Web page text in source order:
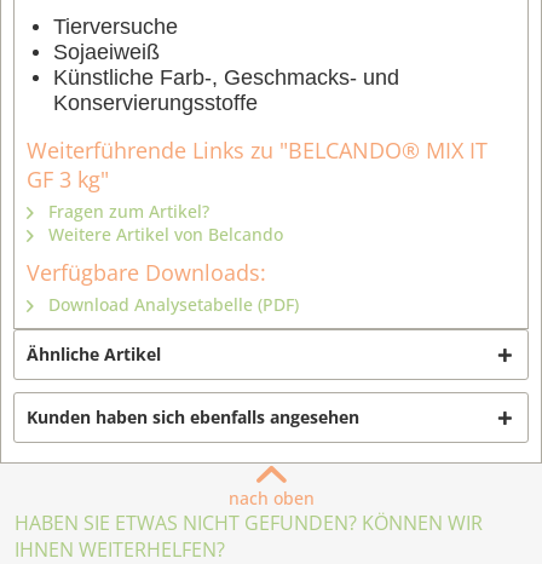
Tierversuche
Sojaeiweiß
Künstliche Farb-, Geschmacks- und
Konservierungsstoffe
Weiterführende Links zu "BELCANDO® MIX IT
GF 3 kg"
Fragen zum Artikel?
Weitere Artikel von Belcando
Verfügbare Downloads:
Download Analysetabelle (PDF)
Ähnliche Artikel
Kunden haben sich ebenfalls angesehen
nach oben
HABEN SIE ETWAS NICHT GEFUNDEN? KÖNNEN WIR
IHNEN WEITERHELFEN?